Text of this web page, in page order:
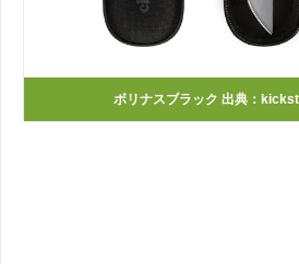
ボリナスブラック 出典：